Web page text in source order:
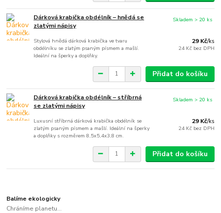
Dárková krabička obdélník – hnědá se
zlatými nápisy
Stylová hnědá dárková krabička ve tvaru
obdélníku se zlatým psaným písmem a mašlí.
Ideální na šperky a doplňky.
29 Kč/ks
24 Kč bez DPH
Skladem > 20 ks
Přidat do košíku
Dárková krabička obdélník – stříbrná
se zlatými nápisy
Luxusní stříbrná dárková krabička obdélník se
zlatým psaným písmem a mašlí. Ideální na šperky
a doplňky s rozměrem 8,5x5,4x3,8 cm.
29 Kč/ks
24 Kč bez DPH
Skladem > 20 ks
Přidat do košíku
Balíme ekologicky
Chráníme planetu...